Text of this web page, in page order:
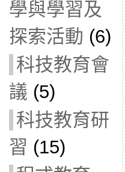
學與學習及
探索活動 (6)
科技教育會
議 (5)
科技教育研
習 (15)